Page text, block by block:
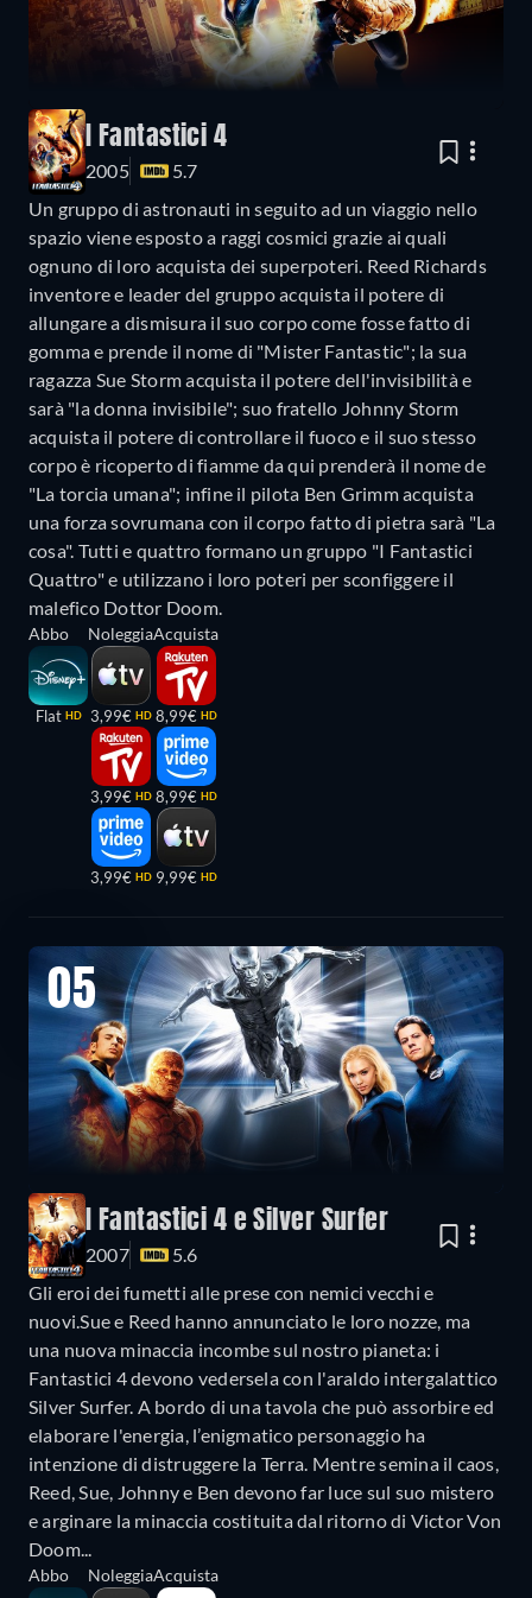
I Fantastici 4
2005
5.7
Un gruppo di astronauti in seguito ad un viaggio nello
spazio viene esposto a raggi cosmici grazie ai quali
ognuno di loro acquista dei superpoteri. Reed Richards
inventore e leader del gruppo acquista il potere di
allungare a dismisura il suo corpo come fosse fatto di
gomma e prende il nome di "Mister Fantastic"; la sua
ragazza Sue Storm acquista il potere dell'invisibilità e
sarà "la donna invisibile"; suo fratello Johnny Storm
acquista il potere di controllare il fuoco e il suo stesso
corpo è ricoperto di fiamme da qui prenderà il nome de
"La torcia umana"; infine il pilota Ben Grimm acquista
una forza sovrumana con il corpo fatto di pietra sarà "La
cosa". Tutti e quattro formano un gruppo "I Fantastici
Quattro" e utilizzano i loro poteri per sconfiggere il
malefico Dottor Doom.
Abbo
Flat HD
Noleggia
3,99€ HD
3,99€ HD
3,99€ HD
Acquista
8,99€ HD
8,99€ HD
9,99€ HD
05
I Fantastici 4 e Silver Surfer
2007
5.6
Gli eroi dei fumetti alle prese con nemici vecchi e
nuovi.Sue e Reed hanno annunciato le loro nozze, ma
una nuova minaccia incombe sul nostro pianeta: i
Fantastici 4 devono vedersela con l'araldo intergalattico
Silver Surfer. A bordo di una tavola che può assorbire ed
elaborare l'energia, l’enigmatico personaggio ha
intenzione di distruggere la Terra. Mentre semina il caos,
Reed, Sue, Johnny e Ben devono far luce sul suo mistero
e arginare la minaccia costituita dal ritorno di Victor Von
Doom...
Abbo NoleggiaAcquista